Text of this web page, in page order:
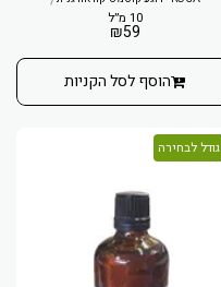
10 מ״ל
₪59
הוסף לסל הקניות
גודל לבחירה